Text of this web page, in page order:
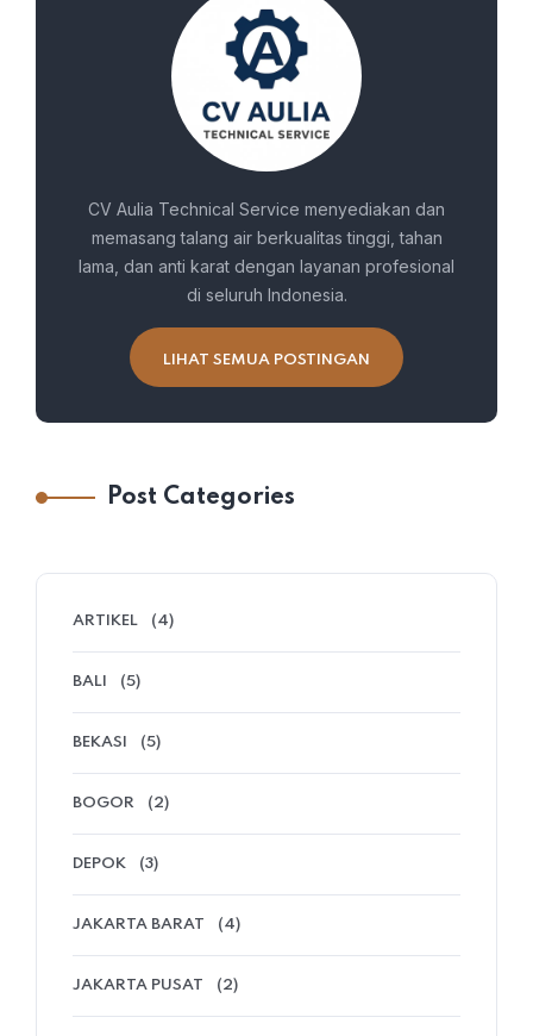
CV Aulia Technical Service menyediakan dan
memasang talang air berkualitas tinggi, tahan
lama, dan anti karat dengan layanan profesional
di seluruh Indonesia.
LIHAT SEMUA POSTINGAN
Post Categories
ARTIKEL (4)
BALI (5)
BEKASI (5)
BOGOR (2)
DEPOK (3)
JAKARTA BARAT (4)
JAKARTA PUSAT (2)